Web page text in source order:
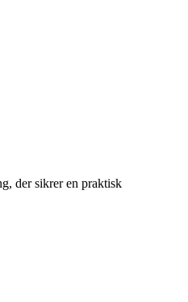
der sikrer en praktisk